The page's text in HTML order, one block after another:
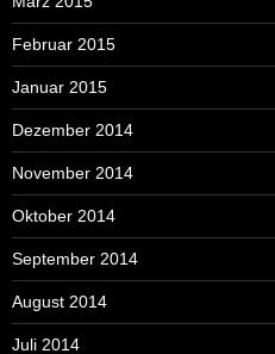
Februar 2015
Januar 2015
Dezember 2014
November 2014
Oktober 2014
September 2014
August 2014
Juli 2014